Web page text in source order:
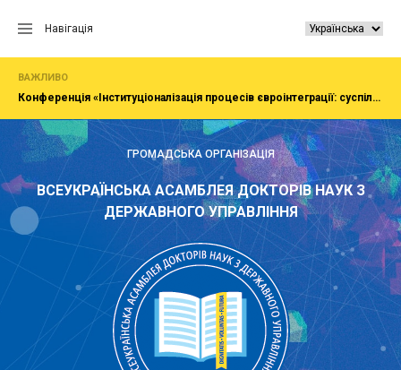
Навігація
ВАЖЛИВО
Конференція «Інституціоналізація процесів євроінтеграції: суспільство, економіка, адміністрування»
ГРОМАДСЬКА ОРГАНІЗАЦІЯ
ВСЕУКРАЇНСЬКА АСАМБЛЕЯ ДОКТОРІВ НАУК З
ДЕРЖАВНОГО УПРАВЛІННЯ